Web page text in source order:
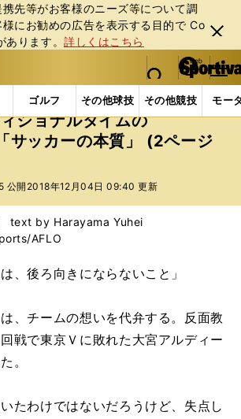
先等がお客様のニーズ等について調
にお勧めの広告を表⽰する⽬的で Co
あります。詳しくはこちら
閉じ
る
web Sportiva (webスポルティーバ)
検索
マイペ
ー
ジ
メニュ
ゴルフ その他球技 その他競技 モー
事一覧 Jリーグ他 Jリーグ 横浜FC
ショナルタイムの
サッカーの本質」 (2ページ
公開 2018年12月04日 09:40 更新
text by Harayama Yuhei
AFLO
、後ろ向きにならないこと」
、チームの想いを代弁する。反面教
戦で東京Ｖに敗れた大宮アルディー
。
いたわけではないだろうけど、失点し